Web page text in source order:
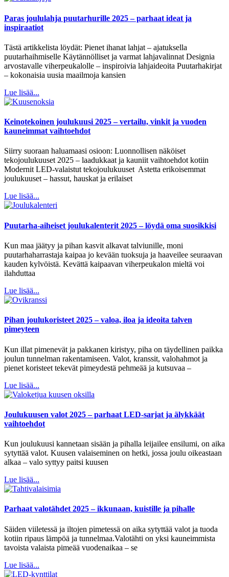
Paras joululahja puutarhurille 2025 – parhaat ideat ja
inspiraatiot
Tästä artikkelista löydät: Pienet ihanat lahjat – ajatuksella
puutarhaihmiselle Käytännölliset ja varmat lahjavalinnat Designia
arvostavalle viherpeukalolle – inspiroivia lahjaideoita Puutarhakirjat
– kokonaisia uusia maailmoja kansien
Lue lisää...
Keinotekoinen joulukuusi 2025 – vertailu, vinkit ja vuoden
kauneimmat vaihtoehdot
Siirry suoraan haluamaasi osioon: Luonnollisen näköiset
tekojoulukuuset 2025 – laadukkaat ja kauniit vaihtoehdot kotiin
Modernit LED-valaistut tekojoulukuuset Astetta erikoisemmat
joulukuuset – hassut, hauskat ja erilaiset
Lue lisää...
Puutarha-aiheiset joulukalenterit 2025 – löydä oma suosikkisi
Kun maa jäätyy ja pihan kasvit alkavat talviunille, moni
puutarhaharrastaja kaipaa jo kevään tuoksuja ja haaveilee seuraavan
kauden kylvöistä. Kevättä kaipaavan viherpeukalon mieltä voi
ilahduttaa
Lue lisää...
Pihan joulukoristeet 2025 – valoa, iloa ja ideoita talven
pimeyteen
Kun illat pimenevät ja pakkanen kiristyy, piha on täydellinen paikka
joulun tunnelman rakentamiseen. Valot, kranssit, valohahmot ja
pienet koristeet tekevät pimeydestä pehmeää ja kutsuvaa –
Lue lisää...
Joulukuusen valot 2025 – parhaat LED-sarjat ja älykkäät
vaihtoehdot
Kun joulukuusi kannetaan sisään ja pihalla leijailee ensilumi, on aika
sytyttää valot. Kuusen valaiseminen on hetki, jossa joulu oikeastaan
alkaa – valo syttyy paitsi kuusen
Lue lisää...
Parhaat valotähdet 2025 – ikkunaan, kuistille ja pihalle
Säiden viiletessä ja iltojen pimetessä on aika sytyttää valot ja tuoda
kotiin ripaus lämpöä ja tunnelmaa.Valotähti on yksi kauneimmista
tavoista valaista pimeää vuodenaikaa – se
Lue lisää...